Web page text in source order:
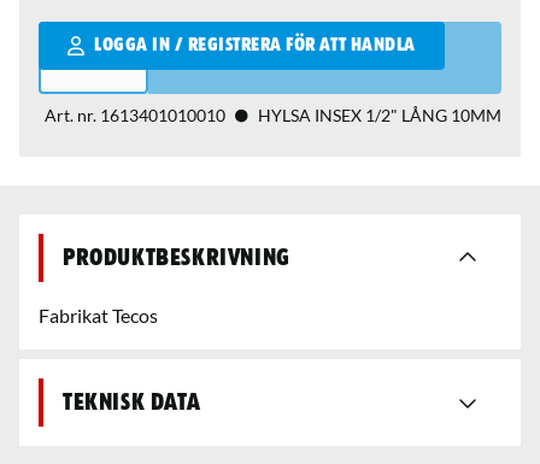
LOGGA IN / REGISTRERA FÖR ATT HANDLA
Qantity
Art. nr. 1613401010010 HYLSA INSEX 1/2" LÅNG 10MM
Produktbeskrivning
Fabrikat Tecos
Teknisk data